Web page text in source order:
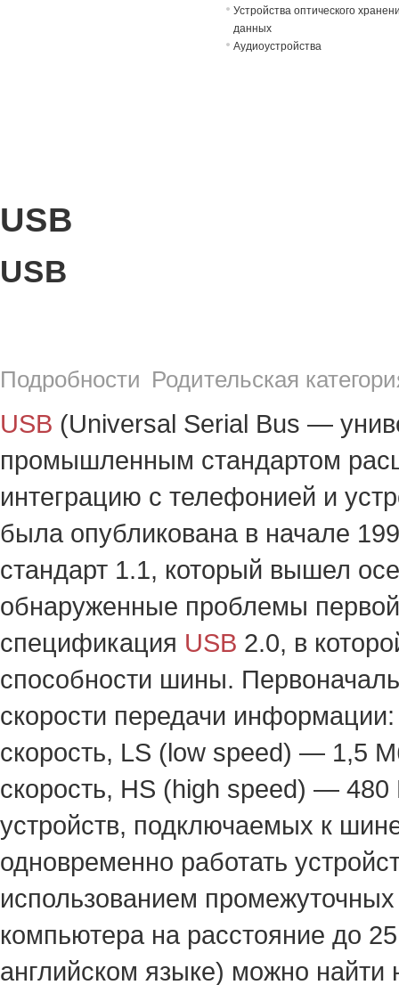
Устройства оптического
данных
Аудиоустройства
USB
USB
Подробности Родительская
USB (Universal Serial Bus —
промышленным стандартом
интеграцию с телефонией и
была опубликована в начале
стандарт 1.1, который вышел
обнаруженные проблемы
спецификация USB 2.0, в
способности шины.
скорости передачи
скорость, LS (low speed) — 1,5
скорость, HS (high speed) — 480
устройств, подключаемых к
одновременно работать
использованием
компьютера на расстояние до
английском языке) можно найти